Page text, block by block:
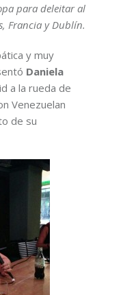
para deleitar al
Francia y Dublín.
y muy
Daniela
a la rueda de
Venezuelan
de su